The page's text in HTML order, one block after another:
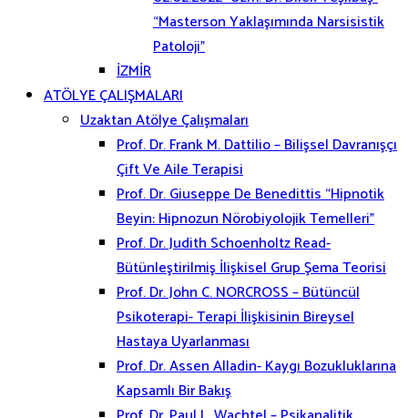
“Masterson Yaklaşımında Narsisistik
Patoloji”
İZMİR
ATÖLYE ÇALIŞMALARI
Uzaktan Atölye Çalışmaları
Prof. Dr. Frank M. Dattilio – Bilişsel Davranışçı
Çift Ve Aile Terapisi
Prof. Dr. Giuseppe De Benedittis “Hipnotik
Beyin: Hipnozun Nörobiyolojik Temelleri”
Prof. Dr. Judith Schoenholtz Read-
Bütünleştirilmiş İlişkisel Grup Şema Teorisi
Prof. Dr. John C. NORCROSS – Bütüncül
Psikoterapi- Terapi İlişkisinin Bireysel
Hastaya Uyarlanması
Prof. Dr. Assen Alladin- Kaygı Bozukluklarına
Kapsamlı Bir Bakış